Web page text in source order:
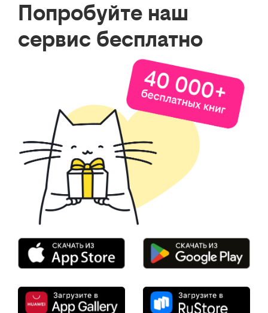
Попробуйте наш
сервис бесплатно